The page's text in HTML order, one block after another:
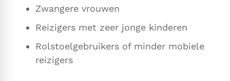
Zwangere vrouwen
Reizigers met zeer jonge kinderen
Rolstoelgebruikers of minder mobiele
reizigers